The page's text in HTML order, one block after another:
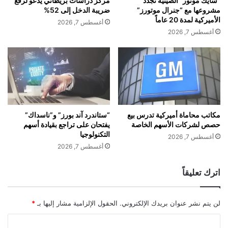
خ
ا
ج
ة
ف
ي
ا
ص
ي
ع
ل
ع
ز
م
ب
ا
د
ه
م
د
خ
و
ل
س
مشروعها مع “جنرال موتورز”
الأميركية لمدة 20 عاماً
أغسطس 7, 2026
ضريبة الدخل إلى 52%
أغسطس 7, 2026
مكاتب محاماة أميركية تدرس بيع
حصص لشركات الأسهم الخاصة
أغسطس 7, 2026
“ستاندرد آند بورز” و”ناسداك”
يفتحان على تراجع بقيادة أسهم
التكنولوجيا
أغسطس 7, 2026
اترك تعليقاً
لن يتم نشر عنوان بريدك الإلكتروني. الحقول الإلزامية مشار إليها بـ *